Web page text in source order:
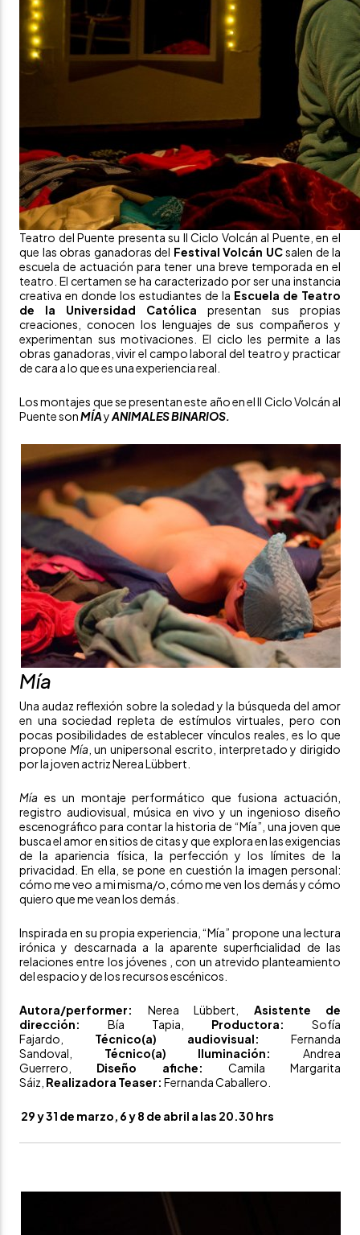
Teatro del Puente presenta su II Ciclo Volcán al Puente , en el
que las obras ganadoras del Festival Volcán UCsalen de la
escuela de actuación para tener una breve temporada en el
teatro. El certamen se ha caracterizado por ser una instancia
creativa en donde los estudiantes de la Escuela de Teatro
de la Universidad Católica presentan sus propias
creaciones, conocen los lenguajes de sus compañeros y
experimentan sus motivaciones. El ciclo les permite a las
obras ganadoras, vivir el campo laboral del teatro y practicar
de cara a lo que es una experiencia real.
Los montajes que se presentan este año en el II Ciclo Volcán al
Puente sonMÍAyANIMALES BINARIOS.
Mía
Una audaz reflexión sobre la soledad y la búsqueda del amor
en una sociedad repleta de estímulos virtuales, pero con
pocas posibilidades de establecer vínculos reales, es lo que
propone Mía, un unipersonal escrito, interpretado y dirigido
por la joven actriz Nerea Lübbert.
Mía es un montaje performático que fusiona actuación,
registro audiovisual, música en vivo y un ingenioso diseño
escenográfico para contar la historia de “Mía”, una joven que
busca el amor en sitios de citas y que explora en las exigencias
de la apariencia física, la perfección y los límites de la
privacidad. En ella, se pone en cuestión la imagen personal:
cómo me veo a mi misma/o, cómo me ven los demás y cómo
quiero que me vean los demás.
Inspirada en su propia experiencia, “Mía” propone una lectura
irónica y descarnada a la aparente superficialidad de las
relaciones entre los jóvenes , con un atrevido planteamiento
del espacio y de los recursos escénicos.
Autora/performer: Nerea Lübbert, Asistente de
dirección:
Bía Tapia, Productora:
Sofía
Fajardo, Técnico(a) audiovisual:
Fernanda
Sandoval, Técnico(a) Iluminación:
Andrea
Guerrero, Diseño afiche: Camila Margarita
Sáiz, Realizadora Teaser: Fernanda Caballero.
29 y 31 de marzo, 6 y 8 de abril a las 20.30 hrs